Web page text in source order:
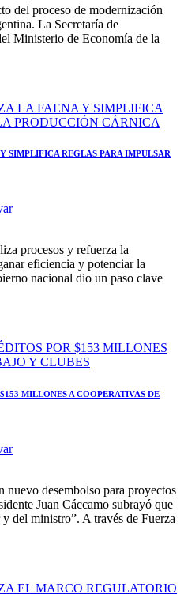
del proceso de modernización
La Secretaría de
Ministerio de Economía de la
SIMPLIFICA REGLAS PARA IMPULSAR
procesos y refuerza la
eficiencia y potenciar la
nacional dio un paso clave
MILLONES A COOPERATIVAS DE
nuevo desembolso para proyectos
Juan Cáccamo subrayó que
del ministro”. A través de Fuerza